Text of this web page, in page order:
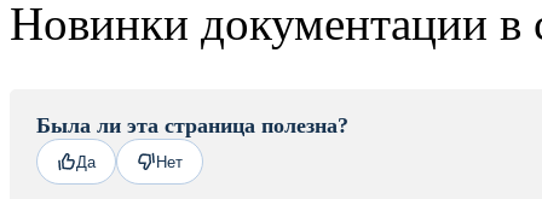
Новинки документации в
Была ли эта страница полезна?
Да Нет